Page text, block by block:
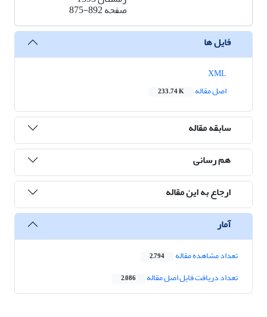
صفحه875-892
فایل ها
اصل مقاله
233.74 K
سابقه مقاله
هم رسانی
ارجاع به این مقاله
آمار
تعداد مشاهده مقاله 2,794
تعداد دریافت فایل اصل مقاله 2,086